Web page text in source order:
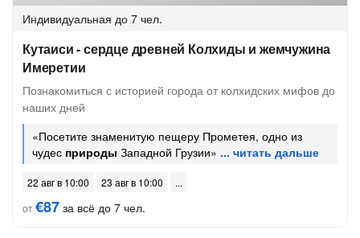
Индивидуальная до 7 чел.
Кутаиси - сердце древней Колхиды и жемчужина
Имеретии
Познакомиться с историей города от колхидских мифов до
наших дней
«Посетите знаменитую пещеру Прометея, одно из
чудес природы Западной Грузии»
22 авг в 10:00
23 авг в 10:00
от€87 за всё до 7 чел.